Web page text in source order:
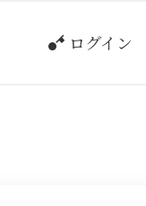
ログイン